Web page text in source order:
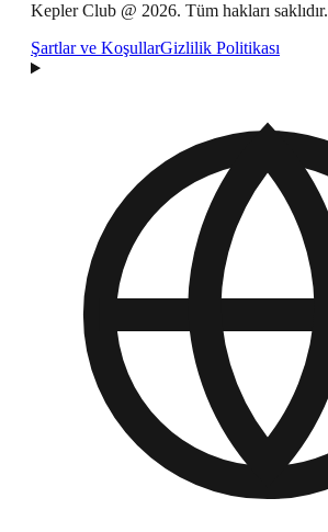
Kepler Club @ 2026. Tüm hakları saklıdır.
Şartlar ve KoşullarGizlilik Politikası